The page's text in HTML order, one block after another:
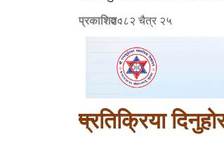
प्रकाशित :२०८२ चैत्र २५
प्रतिक्रिया